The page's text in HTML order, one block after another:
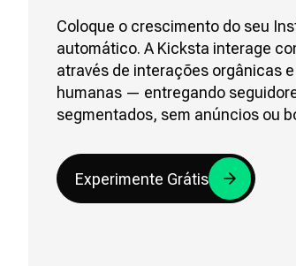
Coloque o crescimento do seu
automático. A Kicksta interage
através de interações orgânicas
humanas — entregando
segmentados, sem anúncios ou
Experimente Grátis